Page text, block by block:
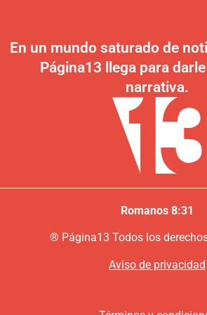
En un mundo saturado de
Página13 llega para
narrativa.
Romanos 8:31
® Página13 Todos los
Aviso de privacidad